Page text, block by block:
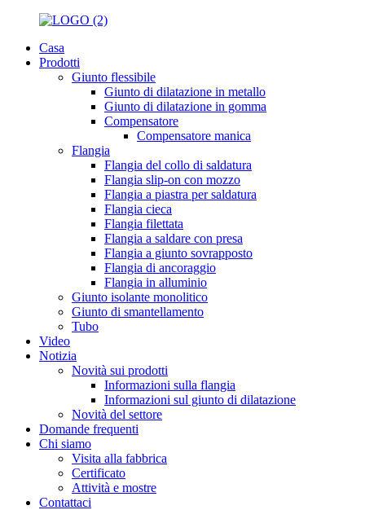
Casa
Prodotti
Giunto flessibile
Giunto di dilatazione in metallo
Giunto di dilatazione in gomma
Compensatore
Compensatore manica
Flangia
Flangia del collo di saldatura
Flangia slip-on con mozzo
Flangia a piastra per saldatura
Flangia cieca
Flangia filettata
Flangia a saldare con presa
Flangia a giunto sovrapposto
Flangia di ancoraggio
Flangia in alluminio
Giunto isolante monolitico
Giunto di smantellamento
Tubo
Video
Notizia
Novità sui prodotti
Informazioni sulla flangia
Informazioni sul giunto di dilatazione
Novità del settore
Domande frequenti
Chi siamo
Visita alla fabbrica
Certificato
Attività e mostre
Contattaci